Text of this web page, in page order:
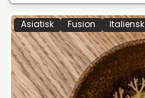
Asiatisk Fusion Italiensk